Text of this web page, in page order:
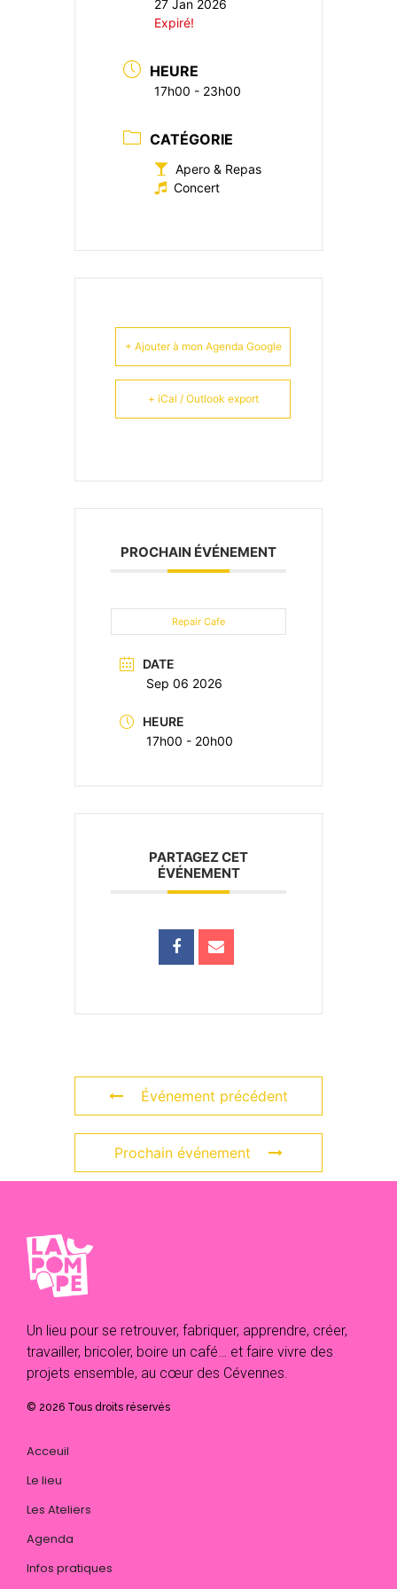
27 Jan 2026
Expiré!
HEURE
17h00 - 23h00
CATÉGORIE
Apero & Repas
Concert
+ Ajouter à mon Agenda Google
+ iCal / Outlook export
PROCHAIN ÉVÉNEMENT
Repair Cafe
DATE
Sep 06 2026
HEURE
17h00 - 20h00
PARTAGEZ CET
ÉVÉNEMENT
Événement précédent
Prochain événement
Un lieu pour se retrouver, fabriquer, apprendre, créer,
travailler, bricoler, boire un café… et faire vivre des
projets ensemble, au cœur des Cévennes.
© 2026 Tous droits réservés
Acceuil
Le lieu
Les Ateliers
Agenda
Infos pratiques